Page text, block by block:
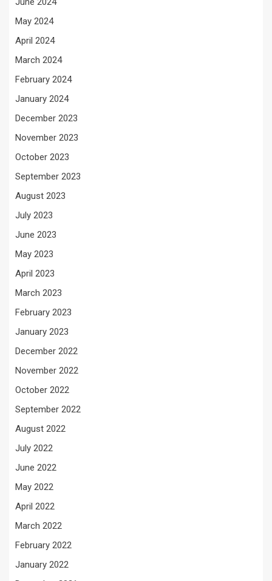
May 2024
April 2024
March 2024
February 2024
January 2024
December 2023
November 2023
October 2023
September 2023
August 2023
July 2023
June 2023
May 2023
April 2023
March 2023
February 2023
January 2023
December 2022
November 2022
October 2022
September 2022
August 2022
July 2022
June 2022
May 2022
April 2022
March 2022
February 2022
January 2022